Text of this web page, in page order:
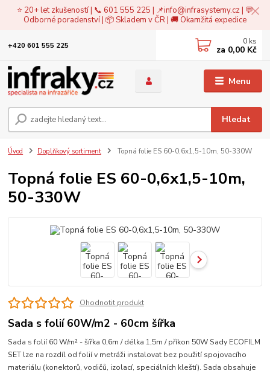
⭐ 20+ let zkušeností | 📞 601 555 225 | 📌info@infrasystemy.cz| 💬
Odborné poradenství | 📦 Skladem v ČR | 🚚 Okamžitá expedice
Menu
Hledat
+420 601 555 225 0 ks
za 0,00 Kč
Úvod Doplňkový sortiment Topná folie ES 60-0,6x1,5-10m, 50-330W
Topná folie ES 60-0,6x1,5-10m,
50-330W
Ohodnotit produkt
Sada s folií 60W/m2 - 60cm šířka
Sada s folií 60 W/m² - šířka 0,6m / délka 1,5m / příkon 50W Sady ECOFILM
SET lze na rozdíl od folií v metráži instalovat bez použití spojovacího
materiálu (konektorů, vodičů, izolací, speciálních kleští). Sada obsahuje